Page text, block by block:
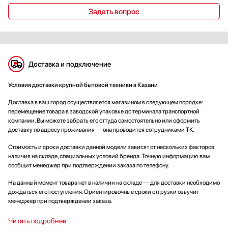
Задать вопрос
Доставка и подключение
Условия доставки крупной бытовой техники в Казани
Доставка в ваш город осуществляется магазином в следующем порядке:
перемещение товара в заводской упаковке до терминала транспортной
компании. Вы можете забрать его оттуда самостоятельно или оформить
доставку по адресу проживания — она проводится сотрудниками ТК.
Стоимость и сроки доставки данной модели зависят от нескольких факторов:
наличия на складе, специальных условий бренда. Точную информацию вам
сообщит менеджер при подтверждении заказа по телефону.
На данный момент товара нет в наличии на складе — для доставки необходимо
дождаться его поступления. Ориентировочные сроки отгрузки озвучит
менеджер при подтверждении заказа.
Читать подробнее